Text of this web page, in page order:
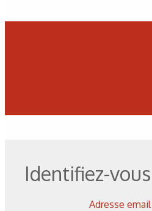
Identifiez-vous
Adresse email